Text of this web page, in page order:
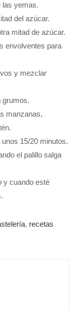
las yemas.
del azúcar.
mitad de azúcar.
envolventes para
y mezclar
grumos.
manzanas,
15/20 minutos.
el palillo salga
y cuando esté
, recetas